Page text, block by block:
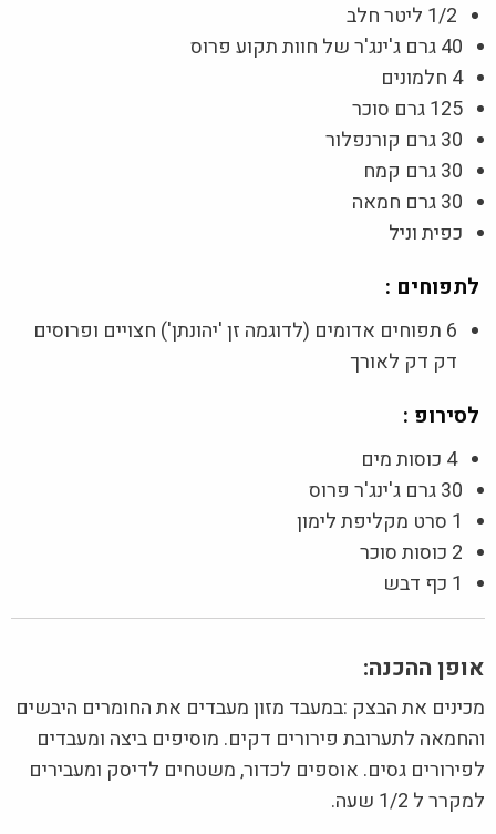
1/2 ליטר חלב
40 גרם ג'ינג'ר של חוות תקוע פרוס
4 חלמונים
125 גרם סוכר
30 גרם קורנפלור
30 גרם קמח
30 גרם חמאה
כפית וניל
לתפוחים :
6 תפוחים אדומים (לדוגמה זן 'יהונתן') חצויים ופרוסים
דק דק לאורך
לסירופ :
4 כוסות מים
30 גרם ג'ינג'ר פרוס
1 סרט מקליפת לימון
2 כוסות סוכר
1 כף דבש
אופן ההכנה:
מכינים את הבצק :במעבד מזון מעבדים את החומרים היבשים
והחמאה לתערובת פירורים דקים. מוסיפים ביצה ומעבדים
לפירורים גסים. אוספים לכדור, משטחים לדיסק ומעבירים
למקרר ל 1/2 שעה.